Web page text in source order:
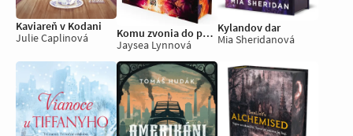
Kaviareň v Kodani
Julie Caplinová
Komu zvonia do pekla
Jaysea Lynnová
Kylandov dar
Mia Sheridanová